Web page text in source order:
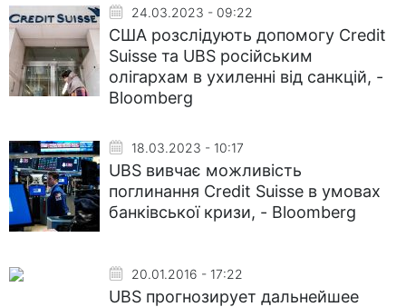
24.03.2023 - 09:22
США розслідують допомогу Credit
Suisse та UBS російським
олігархам в ухиленні від санкцій, -
Bloomberg
18.03.2023 - 10:17
UBS вивчає можливість
поглинання Credit Suisse в умовах
банківської кризи, - Bloomberg
20.01.2016 - 17:22
UBS прогнозирует дальнейшее